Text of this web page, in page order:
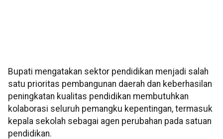
Bupati mengatakan sektor pendidikan menjadi salah
satu prioritas pembangunan daerah dan keberhasilan
peningkatan kualitas pendidikan membutuhkan
kolaborasi seluruh pemangku kepentingan, termasuk
kepala sekolah sebagai agen perubahan pada satuan
pendidikan.